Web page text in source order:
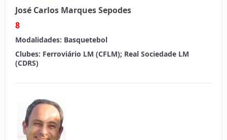
José Carlos Marques Sepodes
8
Modalidades: Basquetebol
Clubes: Ferroviário LM (CFLM); Real Sociedade LM
(CDRS)